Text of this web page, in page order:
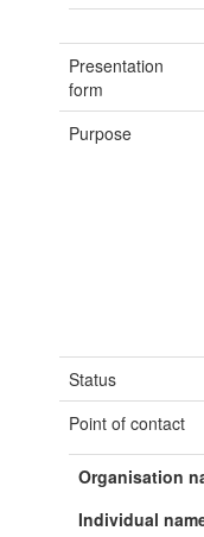
Presentation
form
Purpose
Status
Point of contact
Organisation
Individual